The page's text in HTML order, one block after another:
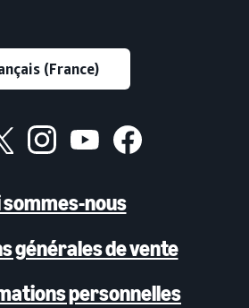
sommes-nous
générales de vente
personnelles